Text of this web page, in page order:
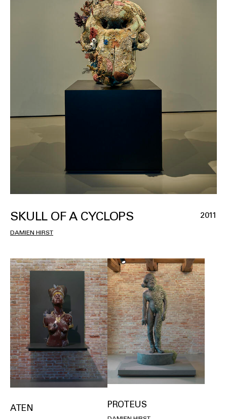
SKULL OF A CYCLOPS 2011
DAMIEN HIRST
ATEN PROTEUS